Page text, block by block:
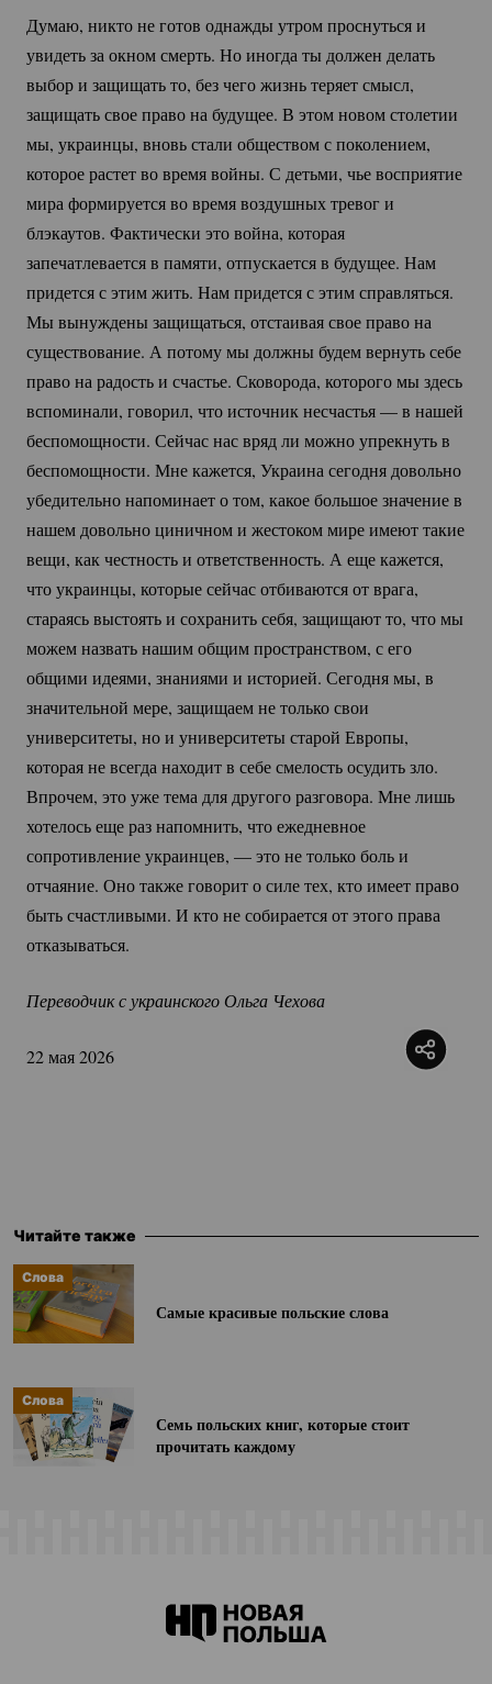
Думаю, никто не готов однажды утром проснуться и
увидеть за окном смерть. Но иногда ты должен делать
выбор и защищать то, без чего жизнь теряет смысл,
защищать свое право на будущее. В этом новом столетии
мы, украинцы, вновь стали обществом с поколением,
которое растет во время войны. С детьми, чье восприятие
мира формируется во время воздушных тревог и
блэкаутов. Фактически это война, которая
запечатлевается в памяти, отпускается в будущее. Нам
придется с этим жить. Нам придется с этим справляться.
Мы вынуждены защищаться, отстаивая свое право на
существование. А потому мы должны будем вернуть себе
право на радость и счастье. Сковорода, которого мы здесь
вспоминали, говорил, что источник несчастья — в нашей
беспомощности. Сейчас нас вряд ли можно упрекнуть в
беспомощности. Мне кажется, Украина сегодня довольно
убедительно напоминает о том, какое большое значение в
нашем довольно циничном и жестоком мире имеют такие
вещи, как честность и ответственность. А еще кажется,
что украинцы, которые сейчас отбиваются от врага,
стараясь выстоять и сохранить себя, защищают то, что мы
можем назвать нашим общим пространством, с его
общими идеями, знаниями и историей. Сегодня мы, в
значительной мере, защищаем не только свои
университеты, но и университеты старой Европы,
которая не всегда находит в себе смелость осудить зло.
Впрочем, это уже тема для другого разговора. Мне лишь
хотелось еще раз напомнить, что ежедневное
сопротивление украинцев, — это не только боль и
отчаяние. Оно также говорит о силе тех, кто имеет право
быть счастливыми. И кто не собирается от этого права
отказываться.
Переводчик с украинского Ольга Чехова
22 мая 2026
Читайте также
Слова
Самые красивые польские слова
Слова
Семь польских книг, которые стоит
прочитать каждому